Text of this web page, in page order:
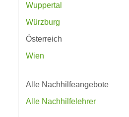
Wuppertal
Würzburg
Österreich
Wien
Alle Nachhilfeangebote
Alle Nachhilfelehrer